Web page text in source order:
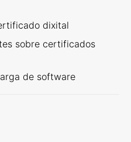
dixital
sobre certificados
de software